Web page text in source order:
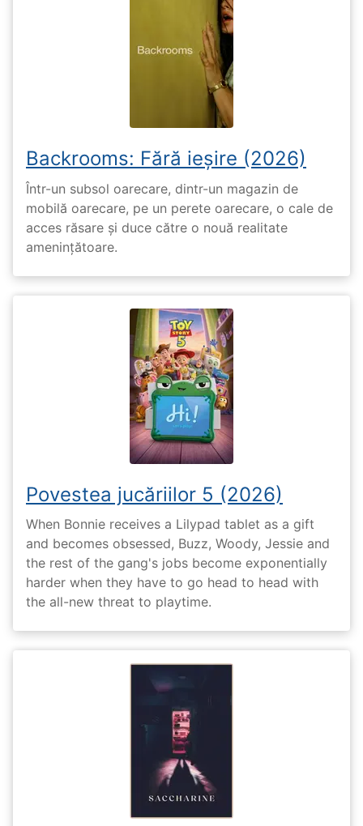
Backrooms: Fără ieșire (2026)
Într-un subsol oarecare, dintr-un magazin de
mobilă oarecare, pe un perete oarecare, o cale de
acces răsare și duce către o nouă realitate
amenințătoare.
Povestea jucăriilor 5 (2026)
When Bonnie receives a Lilypad tablet as a gift
and becomes obsessed, Buzz, Woody, Jessie and
the rest of the gang's jobs become exponentially
harder when they have to go head to head with
the all-new threat to playtime.